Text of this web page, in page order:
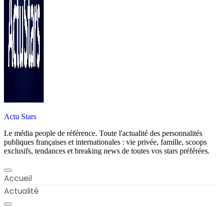
Actu Stars
Le média people de référence. Toute l'actualité des personnalités
publiques françaises et internationales : vie privée, famille, scoops
exclusifs, tendances et breaking news de toutes vos stars préférées.
Accueil
Actualité